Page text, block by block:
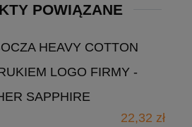
POWIĄZANE
HEAVY COTTON
LOGO FIRMY -
SAPPHIRE
22,32 zł